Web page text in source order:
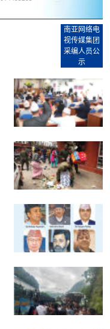
南亚网络电
视传媒集团
采编人员公
示